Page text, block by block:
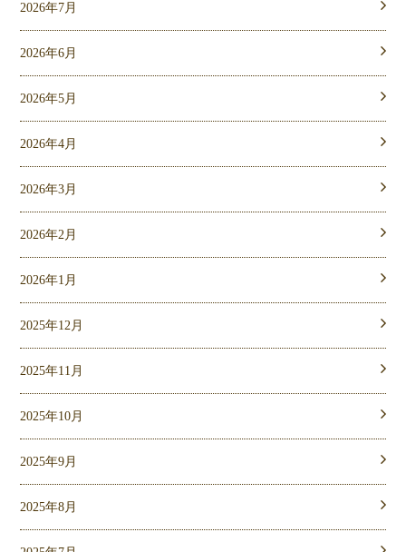
2026年7月
2026年6月
2026年5月
2026年4月
2026年3月
2026年2月
2026年1月
2025年12月
2025年11月
2025年10月
2025年9月
2025年8月